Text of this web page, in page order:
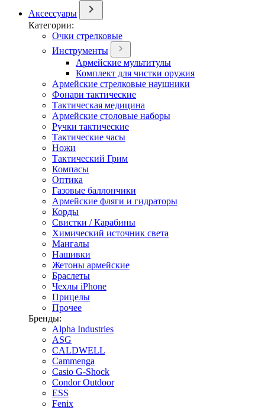
Аксессуары
Категории:
Очки стрелковые
Инструменты
Армейские мультитулы
Комплект для чистки оружия
Армейские стрелковые наушники
Фонари тактические
Тактическая медицина
Армейские столовые наборы
Ручки тактические
Тактические часы
Ножи
Тактический Грим
Компасы
Оптика
Газовые баллончики
Армейские фляги и гидраторы
Корды
Свистки / Карабины
Химический источник света
Мангалы
Нашивки
Жетоны армейские
Браслеты
Чехлы iPhone
Прицелы
Прочее
Бренды:
Alpha Industries
ASG
CALDWELL
Cammenga
Casio G-Shock
Condor Outdoor
ESS
Fenix